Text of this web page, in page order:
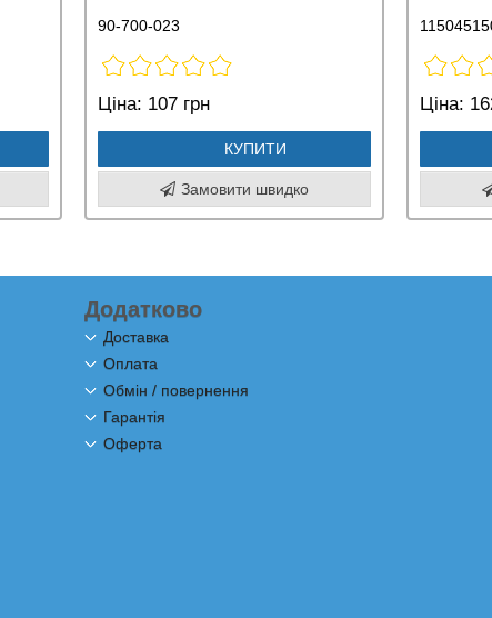
90-700-023
Ціна: 107 грн
КУПИТИ
Замовити швидко
Ціна:
Додатково
Доставка
Оплата
Обмін / повернення
Гарантія
Оферта